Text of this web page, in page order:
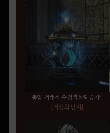
통합 거래소 수령액 5% 증가!
[거상의 반지]